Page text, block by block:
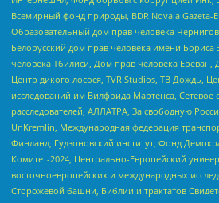
Всемирный фонд природы, BDR Novaja Gazeta-
Образовательный дом прав человека
Белорусский дом прав человека имени Бориса
человека Тбилиси, Дом прав человека Ереван,
Центр дикого лосося, TVR Studios, ТВ Дождь,
исследований им Вилфрида Мартенса,
расследователей, АЛЛАТРА, За свободную
UnKremlin, Международная федерация
Финланд, Гудзоновский институт, Фонд
Комитет-2024, Центрально-Европейский
восточноевропейских и международных
Сторожевой башни, Библии и трактатов